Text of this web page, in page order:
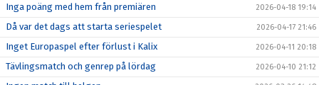
Inga poäng med hem från premiären 2026-04-18 19:14
Då var det dags att starta seriespelet 2026-04-17 21:46
Inget Europaspel efter förlust i Kalix 2026-04-11 20:18
Tävlingsmatch och genrep på lördag 2026-04-10 21:12